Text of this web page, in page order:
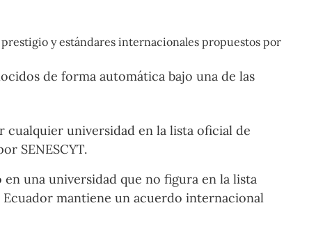
y estándares internacionales propuestos por
de forma automática bajo una de las
universidad en la lista oficial de
SENESCYT.
una universidad que no figura en la lista
mantiene un acuerdo internacional